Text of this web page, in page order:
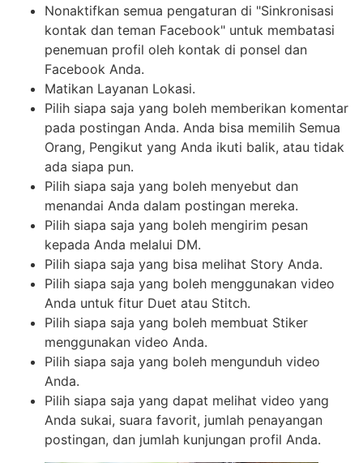
Nonaktifkan semua pengaturan di "Sinkronisasi
kontak dan teman Facebook" untuk membatasi
penemuan profil oleh kontak di ponsel dan
Facebook Anda.
Matikan Layanan Lokasi.
Pilih siapa saja yang boleh memberikan komentar
pada postingan Anda. Anda bisa memilih Semua
Orang, Pengikut yang Anda ikuti balik, atau tidak
ada siapa pun.
Pilih siapa saja yang boleh menyebut dan
menandai Anda dalam postingan mereka.
Pilih siapa saja yang boleh mengirim pesan
kepada Anda melalui DM.
Pilih siapa saja yang bisa melihat Story Anda.
Pilih siapa saja yang boleh menggunakan video
Anda untuk fitur Duet atau Stitch.
Pilih siapa saja yang boleh membuat Stiker
menggunakan video Anda.
Pilih siapa saja yang boleh mengunduh video
Anda.
Pilih siapa saja yang dapat melihat video yang
Anda sukai, suara favorit, jumlah penayangan
postingan, dan jumlah kunjungan profil Anda.